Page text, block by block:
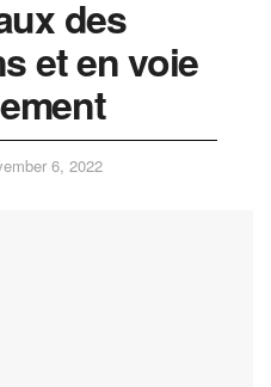
des
et en voie
6, 2022